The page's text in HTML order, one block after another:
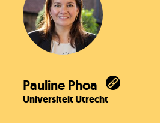
Pauline Phoa
Universiteit Utrecht
KlimaatLesSnacks
Onze organisatie
KH Kids